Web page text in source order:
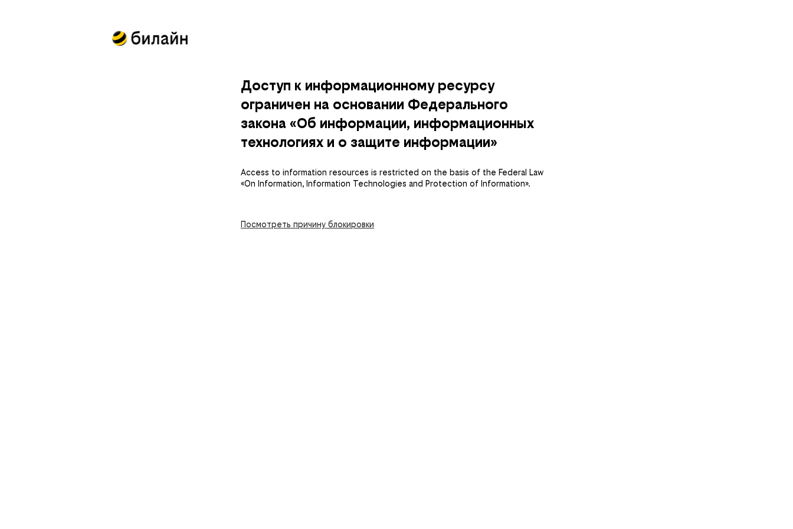
Доступ к информационному ресурсу
ограничен на основании Федерального
закона «Об информации, информационных
технологиях и о защите информации»
Access to information resources is restricted on the basis of the Federal Law
«On Information, Information Technologies and Protection of Information».
Посмотреть причину блокировки